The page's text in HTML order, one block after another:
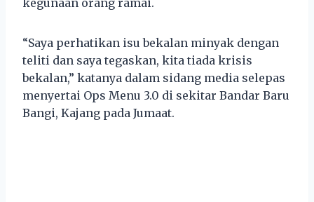
“Saya perhatikan isu bekalan minyak dengan
teliti dan saya tegaskan, kita tiada krisis
bekalan,” katanya dalam sidang media selepas
menyertai Ops Menu 3.0 di sekitar Bandar Baru
Bangi, Kajang pada Jumaat.